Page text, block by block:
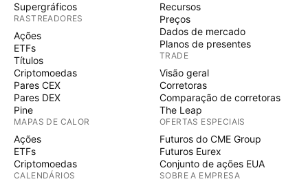
Supergráficos
RASTREADORES
Ações
ETFs
Títulos
Criptomoedas
Pares CEX
Pares DEX
Pine
MAPAS DE CALOR
Ações
ETFs
Criptomoedas
CALENDÁRIOS
Recursos
Preços
Dados de mercado
Planos de presentes
TRADE
Visão geral
Corretoras
Comparação de corretoras
The Leap
OFERTAS ESPECIAIS
Futuros do CME Group
Futuros Eurex
Conjunto de ações EUA
SOBRE A EMPRESA